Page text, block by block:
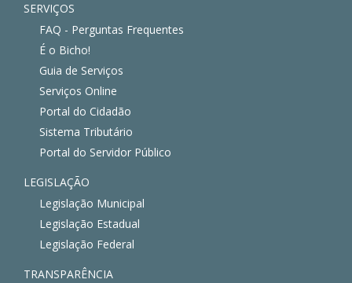
SERVIÇOS
FAQ - Perguntas Frequentes
É o Bicho!
Guia de Serviços
Serviços Online
Portal do Cidadão
Sistema Tributário
Portal do Servidor Público
LEGISLAÇÃO
Legislação Municipal
Legislação Estadual
Legislação Federal
TRANSPARÊNCIA